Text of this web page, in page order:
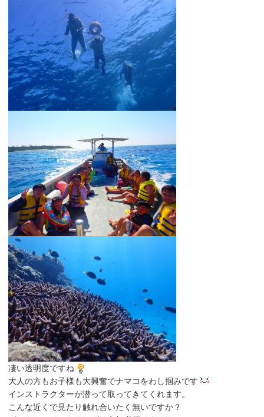
凄い透明度ですね
大人の方もお子様も大興奮でナマコをわし掴みです
インストラクターが潜って取ってきてくれます。
こんな近くで見たり触れ合いたく無いですか？